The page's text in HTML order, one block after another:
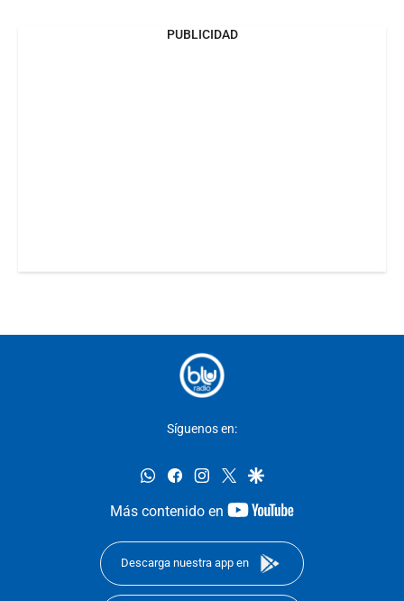
PUBLICIDAD
Síguenos en:
whatsappfacebookinstagram
twittergoogle
Más contenido en
youtube-
Descarga nuestra app en